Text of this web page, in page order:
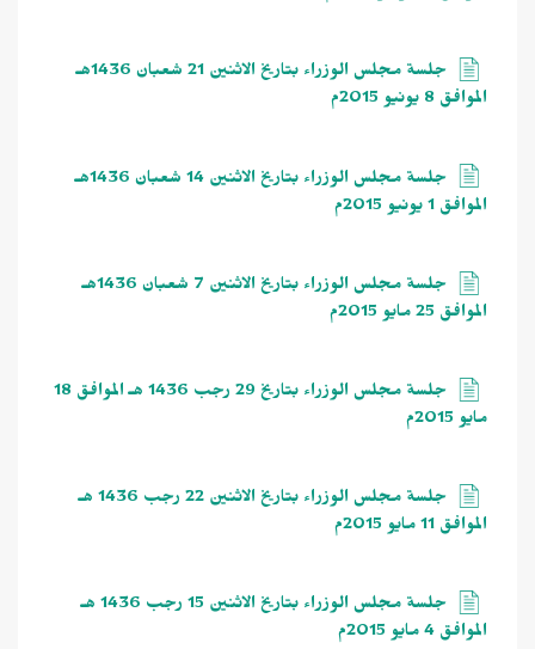
جلسة مجلس الوزراء بتاريخ الاثنين 21 شعبان 1436هـ
الموافق 8 يونيو 2015م
جلسة مجلس الوزراء بتاريخ الاثنين 14 شعبان 1436هـ
الموافق 1 يونيو 2015م
جلسة مجلس الوزراء بتاريخ الاثنين 7 شعبان 1436هـ
الموافق 25 مايو 2015م
جلسة مجلس الوزراء بتاريخ 29 رجب 1436 هـ الموافق 18
مايو 2015م
جلسة مجلس الوزراء بتاريخ الاثنين 22 رجب 1436 هـ
الموافق 11 مايو 2015م
جلسة مجلس الوزراء بتاريخ الاثنين 15 رجب 1436 هـ
الموافق 4 مايو 2015م